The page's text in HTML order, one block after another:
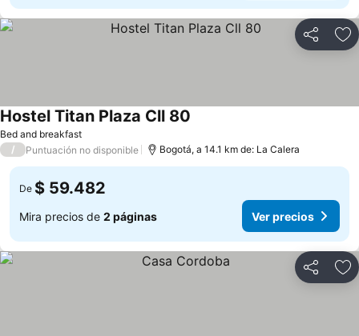
Compartir
Bed and breakfast
Hostel Titan Plaza Cll 80
/ Puntuación no disponible Bogotá, a 14.1 km de: La Calera
De $ 59.482
Mira precios de 2 páginas Ver precios
Compartir